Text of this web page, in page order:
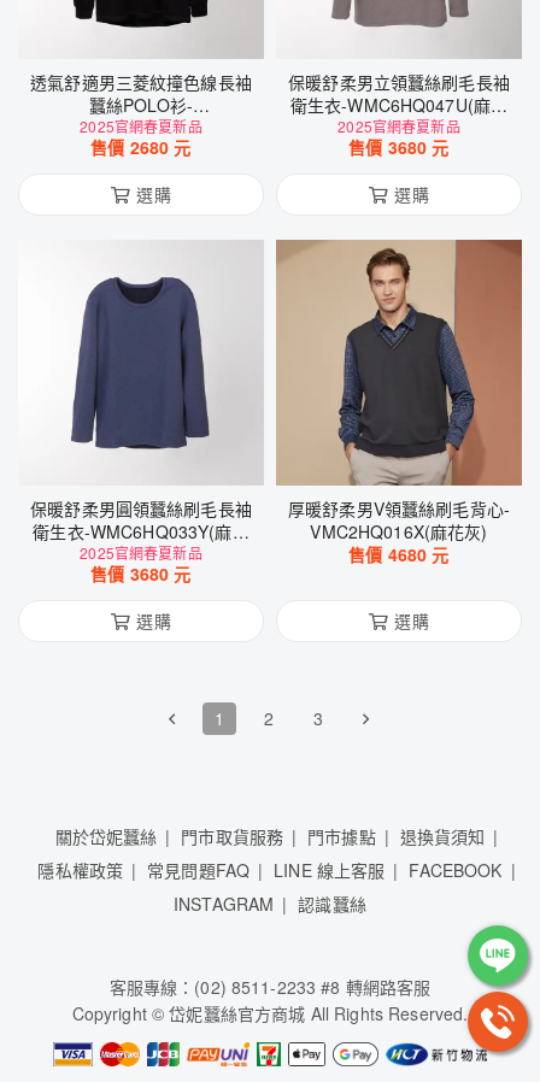
透氣舒適男三菱紋撞色線長袖
蠶絲POLO衫-
WML6BP016A(素色黑)
2025官網春夏新品
售價 2680 元
選購
保暖舒柔男立領蠶絲刷毛長袖
衛生衣-WMC6HQ047U(麻花
咖啡)
2025官網春夏新品
售價 3680 元
選購
保暖舒柔男圓領蠶絲刷毛長袖
衛生衣-WMC6HQ033Y(麻花
藍)
2025官網春夏新品
售價 3680 元
選購
厚暖舒柔男V領蠶絲刷毛背心-
VMC2HQ016X(麻花灰)
售價 4680 元
選購
1 2 3
關於岱妮蠶絲 門市取貨服務 門市據點
退換貨須知
隱私權政策
常見問題FAQ LINE 線上客服
FACEBOOK
INSTAGRAM
認識蠶絲
客服專線：(02) 8511-2233 #8 轉網路客服
Copyright © 岱妮蠶絲官方商城 All Rights Reserved.